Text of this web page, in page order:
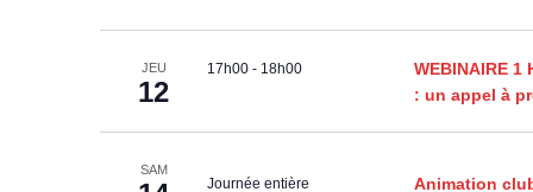
JEU
12
17h00 - 18h00
WEBINAIRE 1
: un appel à
SAM
Journée entière Animation